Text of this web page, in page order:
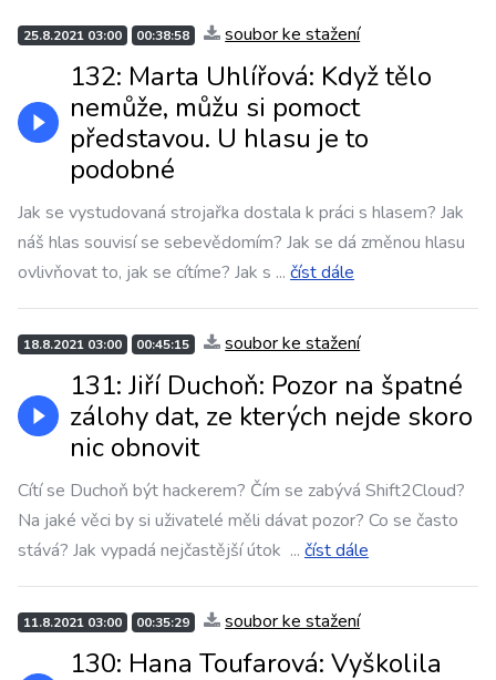
25.8.2021 03:00 00:38:58 soubor ke stažení
132: Marta Uhlířová: Když tělo
nemůže, můžu si pomoct
představou. U hlasu je to
podobné
Jak se vystudovaná strojařka dostala k práci s hlasem? Jak
náš hlas souvisí se sebevědomím? Jak se dá změnou hlasu
ovlivňovat to, jak se cítíme? Jak s ... číst dále
18.8.2021 03:00 00:45:15 soubor ke stažení
131: Jiří Duchoň: Pozor na špatné
zálohy dat, ze kterých nejde skoro
nic obnovit
Cítí se Duchoň být hackerem? Čím se zabývá Shift2Cloud?
Na jaké věci by si uživatelé měli dávat pozor? Co se často
stává? Jak vypadá nejčastější útok ... číst dále
11.8.2021 03:00 00:35:29 soubor ke stažení
130: Hana Toufarová: Vyškolila